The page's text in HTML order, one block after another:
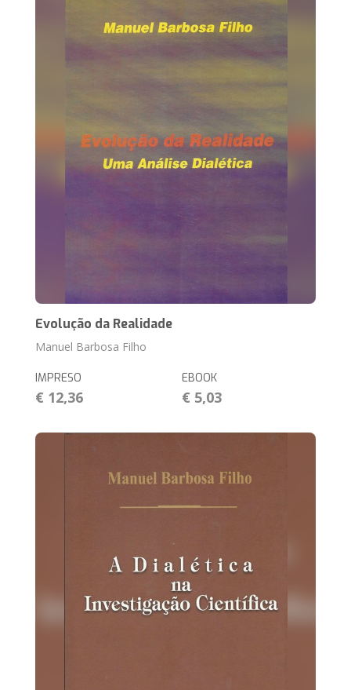
Evolução da Realidade
Manuel Barbosa Filho
IMPRESO
€ 12,36
EBOOK
€ 5,03